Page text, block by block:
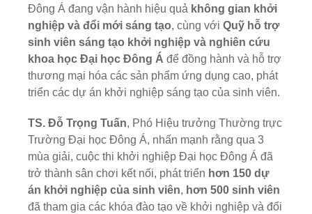
Đông Á đang vận hành hiệu quả không gian khởi
nghiệp và đổi mới sáng tạo, cùng với Quỹ hỗ trợ
sinh viên sáng tạo khởi nghiệp và nghiên cứu
khoa học Đại học Đông Á để đồng hành và hỗ trợ
thương mại hóa các sản phẩm ứng dụng cao, phát
triển các dự án khởi nghiệp sáng tạo của sinh viên.
TS. Đỗ Trọng Tuấn, Phó Hiệu trưởng Thường trực
Trường Đại học Đông Á, nhấn mạnh rằng qua 3
mùa giải, cuộc thi khởi nghiệp Đại học Đông Á đã
trở thành sân chơi kết nối, phát triển hơn 150 dự
án khởi nghiệp của sinh viên, hơn 500 sinh viên
đã tham gia các khóa đào tạo về khởi nghiệp và đổi